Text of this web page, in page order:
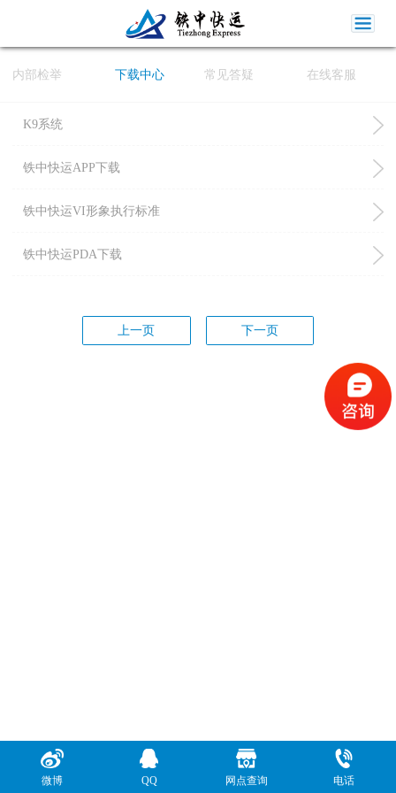
内部检举 下载中心 常见答疑 在线客服
K9系统
铁中快运APP下载
铁中快运VI形象执行标准
铁中快运PDA下载
上一页 下一页
微博 QQ 网点查询 电话